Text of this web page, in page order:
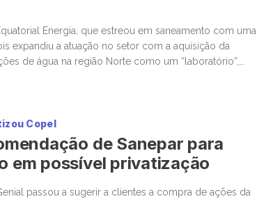
Energia, que estreou em saneamento com uma
expandiu a atuação no setor com a aquisição da
de água na região Norte como um “laboratório”,
Copel
de Sanepar para
em possível privatização
passou a sugerir a clientes a compra de ações da